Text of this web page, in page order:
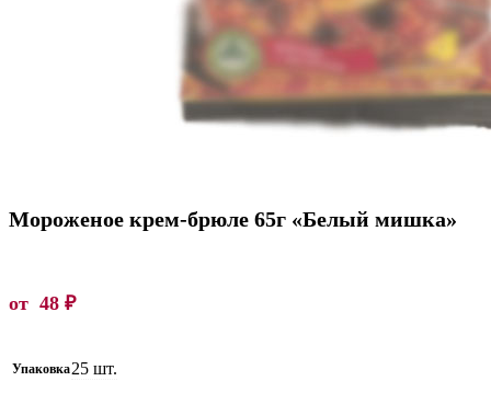
Мороженое крем-брюле 65г «Белый мишка»
от 48 ₽
Упаковка25 шт.